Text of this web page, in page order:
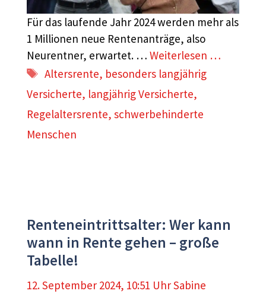
Für das laufende Jahr 2024 werden mehr als
1 Millionen neue Rentenanträge, also
Neurentner, erwartet. … Weiterlesen …
Schlagwörter
Altersrente, besonders langjährig
Versicherte, langjährig Versicherte,
Regelaltersrente, schwerbehinderte
Menschen
Renteneintrittsalter: Wer kann
wann in Rente gehen – große
Tabelle!
12. September 2024, 10:51 UhrSabine